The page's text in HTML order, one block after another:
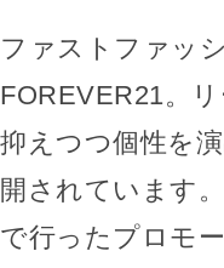
ファストファッ
FOREVER21。
抑えつつ個性を
開されています
で行ったプロモ